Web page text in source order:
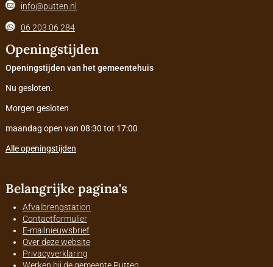
info@putten.nl
06 203 06 284
Openingstijden
Openingstijden van het gemeentehuis
Nu gesloten.
Morgen gesloten
maandag open van 08:30 tot 17:00
Alle openingstijden
Belangrijke pagina's
Afvalbrengstation
Contactformulier
E-mailnieuwsbrief
Over deze website
Privacyverklaring